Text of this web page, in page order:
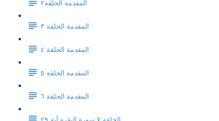
المقدمة الحلقة٢
المقدمة الحلقة ٣
المقدمة الحلقة ٤
المقدمة الحلقة ٥
المقدمة الحلقة ٦
الحلقة ٧ سورة البقرة آية ٢٩